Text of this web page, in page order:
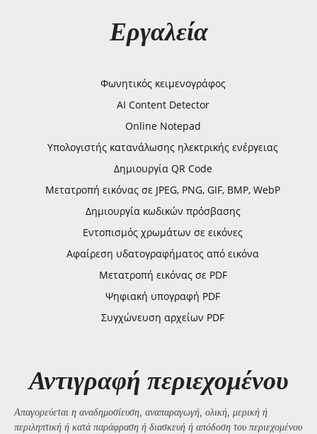
Εργαλεία
Φωνητικός κειμενογράφος
AI Content Detector
Online Notepad
Υπολογιστής κατανάλωσης ηλεκτρικής ενέργειας
Δημιουργία QR Code
Μετατροπή εικόνας σε JPEG, PNG, GIF, BMP, WebP
Δημιουργία κωδικών πρόσβασης
Εντοπισμός χρωμάτων σε εικόνες
Αφαίρεση υδατογραφήματος από εικόνα
Μετατροπή εικόνας σε PDF
Ψηφιακή υπογραφή PDF
Συγχώνευση αρχείων PDF
Αντιγραφή περιεχομένου
Απαγορεύεται η αναδημοσίευση, αναπαραγωγή, ολική, μερική ή
περιληπτική ή κατά παράφραση ή διασκευή ή απόδοση του περιεχομένου